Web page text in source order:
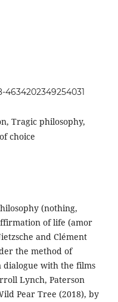
4634202349254031
Tragic philosophy,
choice
(nothing,
of life (amor
and Clément
the method of
with the films
Lynch, Paterson
Pear Tree (2018), by